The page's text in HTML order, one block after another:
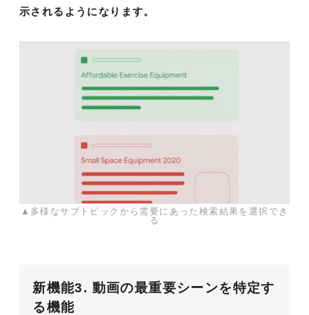
示されるようになります。
▲多様なサブトピックから需要にあった検索結果を選択でき
る
新機能3. 動画の最重要シーンを特定す
る機能